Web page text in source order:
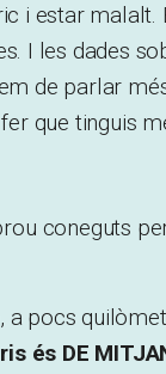
i estar
I les dades
de parlar
que tinguis
coneguts
pocs
és DE